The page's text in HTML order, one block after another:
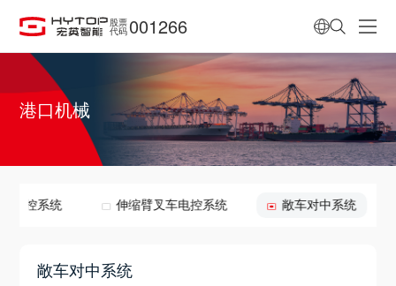
股票
代码 001266
港口机械
电控系统 伸缩臂叉车电控系统 敞车对中系统
敞车对中系统